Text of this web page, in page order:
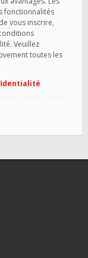
fonctionnalités
vous inscrire,
Veuillez
toutes les